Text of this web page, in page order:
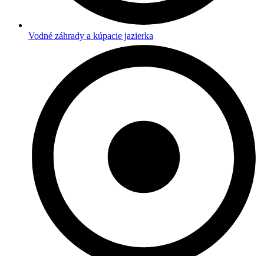
Vodné záhrady a kúpacie jazierka